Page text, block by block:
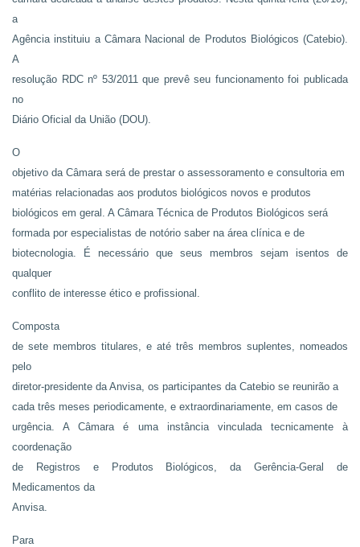
a
Agência instituiu a Câmara Nacional de Produtos Biológicos (Catebio).
A
resolução RDC nº 53/2011 que prevê seu funcionamento foi publicada
no
Diário Oficial da União (DOU).
O
objetivo da Câmara será de prestar o assessoramento e consultoria em
matérias relacionadas aos produtos biológicos novos e produtos
biológicos em geral. A Câmara Técnica de Produtos Biológicos será
formada por especialistas de notório saber na área clínica e de
biotecnologia. É necessário que seus membros sejam isentos de
qualquer
conflito de interesse ético e profissional.
Composta
de sete membros titulares, e até três membros suplentes, nomeados
pelo
diretor-presidente da Anvisa, os participantes da Catebio se reunirão a
cada três meses periodicamente, e extraordinariamente, em casos de
urgência. A Câmara é uma instância vinculada tecnicamente à
coordenação
de Registros e Produtos Biológicos, da Gerência-Geral de
Medicamentos da
Anvisa.
Para